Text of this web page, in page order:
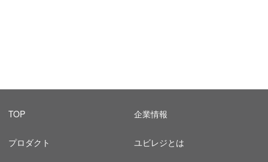
TOP 企業情報
プロダクト ユビレジとは